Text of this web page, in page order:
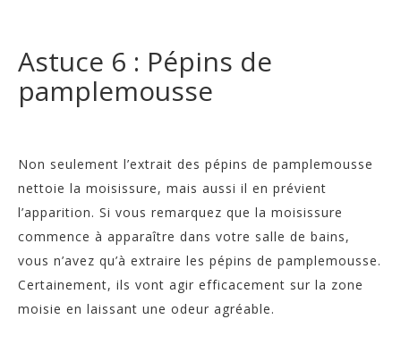
Astuce 6 : Pépins de
pamplemousse
Non seulement l’extrait des pépins de pamplemousse
nettoie la moisissure, mais aussi il en prévient
l’apparition. Si vous remarquez que la moisissure
commence à apparaître dans votre salle de bains,
vous n’avez qu’à extraire les pépins de pamplemousse.
Certainement, ils vont agir efficacement sur la zone
moisie en laissant une odeur agréable.